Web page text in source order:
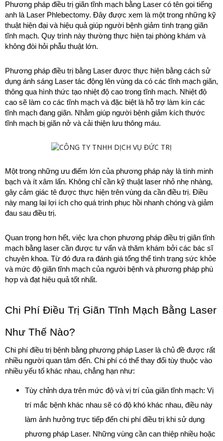
Phương pháp điều trị giãn tĩnh mạch bằng Laser có tên gọi tiếng
anh là Laser Phlebectomy. Đây được xem là một trong những kỹ
thuật hiện đại và hiệu quả giúp người bệnh giảm tình trạng giãn
tĩnh mạch. Quy trình này thường thực hiện tại phòng khám và
không đòi hỏi phẫu thuật lớn.
Phương pháp điều trị bằng Laser được thực hiện bằng cách sử
dụng ánh sáng Laser tác động lên vùng da có các tĩnh mạch giãn,
thông qua hình thức tạo nhiệt độ cao trong tĩnh mạch. Nhiệt độ
cao sẽ làm co các tĩnh mạch và đặc biệt là hỗ trợ làm kín các
tĩnh mạch đang giãn. Nhằm giúp người bệnh giảm kích thước
tĩnh mạch bị giãn nở và cải thiện lưu thông máu.
Một trong những ưu điểm lớn của phương pháp này là tính minh
bạch và ít xâm lấn. Không chỉ cần kỹ thuật laser nhỏ nhẹ nhàng,
gây cảm giác tê được thực hiện trên vùng da cần điều trị. Điều
này mang lại lợi ích cho quá trình phục hồi nhanh chóng và giảm
đau sau điều trị.
Quan trọng hơn hết, việc lựa chọn phương pháp điều trị giãn tĩnh
mạch bằng laser cần được tư vấn và thăm khám bởi các bác sĩ
chuyên khoa. Từ đó đưa ra đánh giá tổng thể tình trạng sức khỏe
và mức độ giãn tĩnh mạch của người bệnh và phương pháp phù
hợp và đạt hiệu quả tốt nhất.
Chi Phí Điều Trị Giãn Tĩnh Mạch Bằng Laser
Như Thế Nào?
Chi phí điều trị bệnh bằng phương pháp Laser là chủ đề được rất
nhiều người quan tâm đến. Chi phí có thể thay đổi tùy thuộc vào
nhiều yếu tố khác nhau, chẳng hạn như:
Tùy chỉnh dựa trên mức độ và vị trí của giãn tĩnh mạch: Vị
trí mắc bệnh khác nhau sẽ có độ khó khác nhau, điều này
làm ảnh hưởng trực tiếp đến chi phí điều trị khi sử dụng
phương pháp Laser. Những vùng cần can thiệp nhiều hoặc